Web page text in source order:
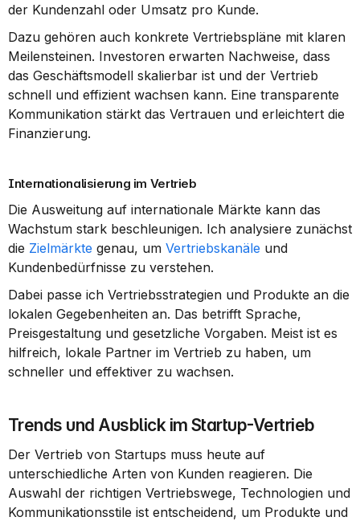
der Kundenzahl oder Umsatz pro Kunde.
Dazu gehören auch konkrete Vertriebspläne mit klaren
Meilensteinen. Investoren erwarten Nachweise, dass
das Geschäftsmodell skalierbar ist und der Vertrieb
schnell und effizient wachsen kann. Eine transparente
Kommunikation stärkt das Vertrauen und erleichtert die
Finanzierung.
Internationalisierung im Vertrieb
Die Ausweitung auf internationale Märkte kann das
Wachstum stark beschleunigen. Ich analysiere zunächst
die Zielmärkte genau, um Vertriebskanäle und
Kundenbedürfnisse zu verstehen.
Dabei passe ich Vertriebsstrategien und Produkte an die
lokalen Gegebenheiten an. Das betrifft Sprache,
Preisgestaltung und gesetzliche Vorgaben. Meist ist es
hilfreich, lokale Partner im Vertrieb zu haben, um
schneller und effektiver zu wachsen.
Trends und Ausblick im Startup-Vertrieb
Der Vertrieb von Startups muss heute auf
unterschiedliche Arten von Kunden reagieren. Die
Auswahl der richtigen Vertriebswege, Technologien und
Kommunikationsstile ist entscheidend, um Produkte und